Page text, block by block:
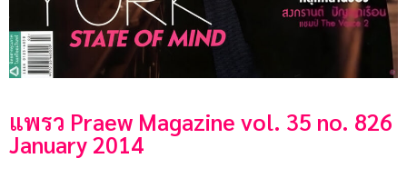
แพรว Praew Magazine vol. 35 no. 826
January 2014